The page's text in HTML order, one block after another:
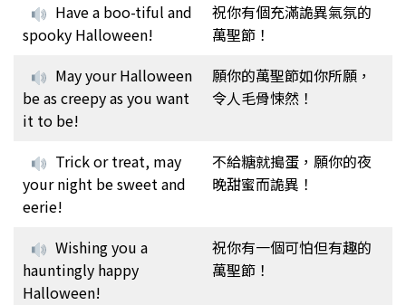
Have a boo-tiful and
spooky Halloween!
祝你有個充滿詭異氣氛的
萬聖節！
May your Halloween
be as creepy as you want
it to be!
願你的萬聖節如你所願，
令人毛骨悚然！
Trick or treat, may
your night be sweet and
eerie!
不給糖就搗蛋，願你的夜
晚甜蜜而詭異！
Wishing you a
hauntingly happy
Halloween!
祝你有一個可怕但有趣的
萬聖節！